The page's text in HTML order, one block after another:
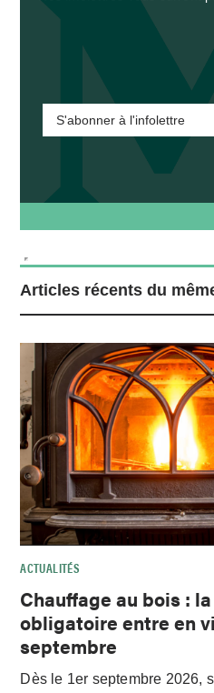
S'abonner à l'infolettre
Articles récents du
ACTUALITÉS
Chauffage au bois :
obligatoire entre en
septembre
Dès le 1er septembre 2026,